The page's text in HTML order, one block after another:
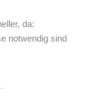
da:
notwendig sind